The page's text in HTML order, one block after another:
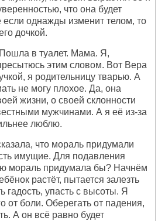
что она будет
однажды изменит телом, то
дочкой.
в туалет. Мама. Я,
этим словом. Вот Вера
я родительницу тварью. А
не могу плохое. Да, она
жизни, о своей склонности
мужчинами. А я её из-за
люблю.
что мораль придумали
имущие. Для подавления
мораль придумала бы? Начнём
растёт, пытается залезть
гадость, упасть с высоты. Я
от боли. Оберегать от падения,
А он всё равно будет